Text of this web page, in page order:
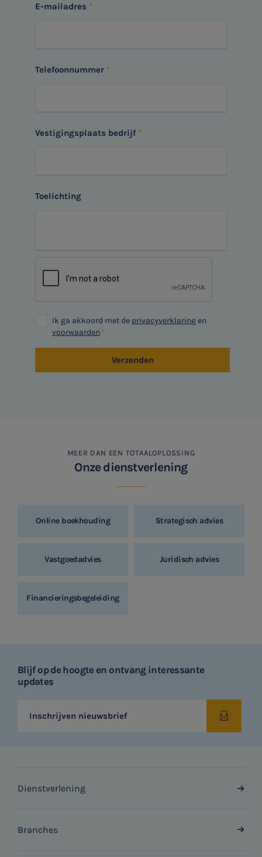
E-mailadres
Telefoonnummer
Vestigingsplaats bedrijf
Toelichting
Ik ga akkoord met de privacyverklaringen
voorwaarden
Verzenden
MEER DAN EEN TOTAALOPLOSSING
Onze dienstverlening
Online boekhouding Strategisch advies
Vastgoedadvies Juridisch advies
Financieringsbegeleiding
Blijf op de hoogte en ontvang interessante
updates
Inschrijven nieuwsbrief
Dienstverlening
Branches